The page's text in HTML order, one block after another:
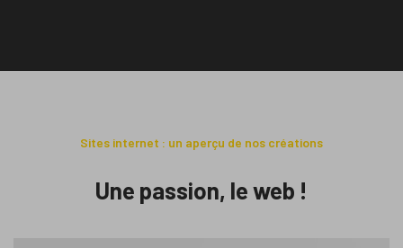
Sites internet : un aperçu de nos créations
Une passion, le web !